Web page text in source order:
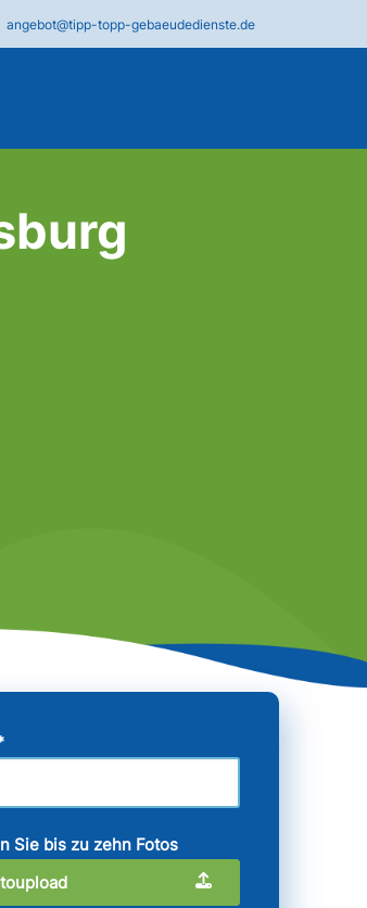
angebot@tipp-topp-gebaeudedienste.de
Sie bis zu zehn Fotos